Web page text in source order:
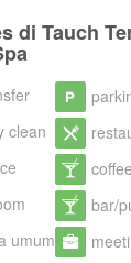
di Tauch
clean
umum
bar/